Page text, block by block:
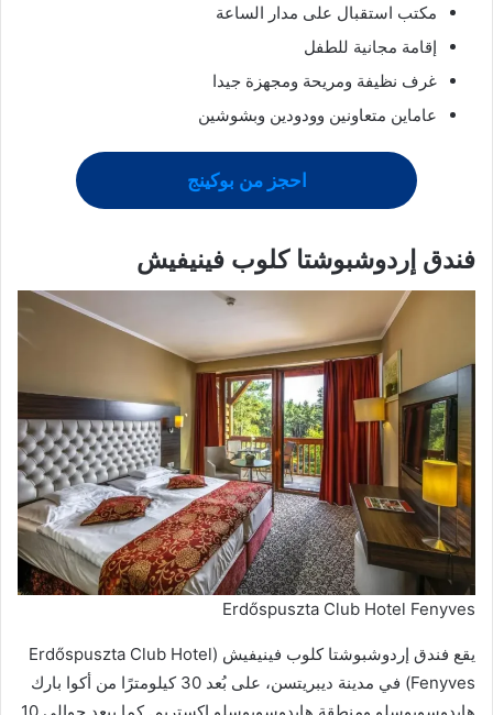
مكتب استقبال على مدار الساعة
إقامة مجانية للطفل
غرف نظيفة ومريحة ومجهزة جيدا
عاماين متعاونين وودودين وبشوشين
احجز من بوكينج
فندق إردوشبوشتا كلوب فينيفيش
Erdőspuszta Club Hotel Fenyves
يقع فندق إردوشبوشتا كلوب فينيفيش (Erdőspuszta Club Hotel
Fenyves) في مدينة ديبريتسن، على بُعد 30 كيلومترًا من أكوا بارك